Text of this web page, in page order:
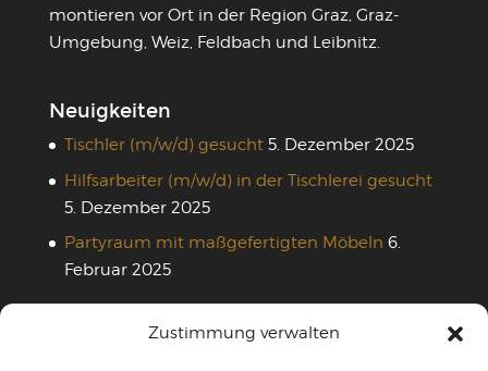
Zustimmung verwalten
montieren vor Ort in der Region Graz, Graz-
Umgebung, Weiz, Feldbach und Leibnitz.
Neuigkeiten
Tischler (m/w/d) gesucht 5. Dezember 2025
Hilfsarbeiter (m/w/d) in der Tischlerei gesucht
5. Dezember 2025
Partyraum mit maßgefertigten Möbeln 6.
Februar 2025